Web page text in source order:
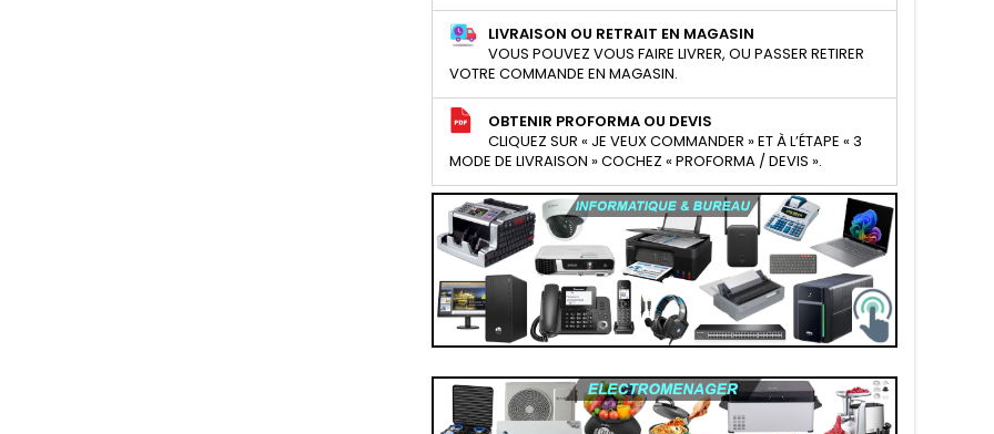
LIVRAISON OU RETRAIT EN MAGASIN
VOUS POUVEZ VOUS FAIRE LIVRER, OU PASSER RETIRER
VOTRE COMMANDE EN MAGASIN.
OBTENIR PROFORMA OU DEVIS
CLIQUEZ SUR « JE VEUX COMMANDER » ET À L’ÉTAPE « 3
MODE DE LIVRAISON » COCHEZ « PROFORMA / DEVIS ».